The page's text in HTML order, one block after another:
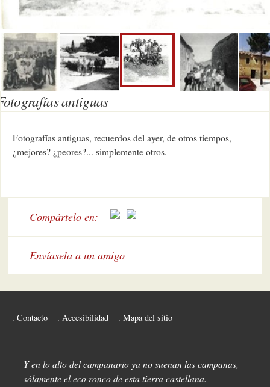
antiguas
Fotografías antiguas, recuerdos del ayer, de otros tiempos,
¿mejores? ¿peores?... simplemente otros.
Compártelo en:
Envíasela a un amigo
Contacto Accesibilidad Mapa del sitio
Y en lo alto del campanario ya no suenan las campanas,
sólamente el eco ronco de esta tierra castellana.